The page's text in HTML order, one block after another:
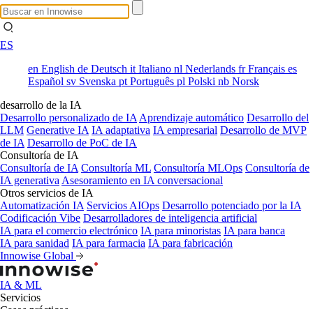
ES
en English de Deutsch it Italiano nl Nederlands frFrançais es
Español sv Svenska pt Português pl Polski nb Norsk
desarrollo de la IA
Desarrollo personalizado de IA Aprendizaje automático Desarrollo del
LLM Generative IA IA adaptativa IA empresarial Desarrollo de MVP
de IA Desarrollo de PoC de IA
Consultoría de IA
Consultoría de IA Consultoría ML Consultoría MLOps Consultoría de
IA generativa Asesoramiento en IA conversacional
Otros servicios de IA
Automatización IA Servicios AIOps Desarrollo potenciado por la IA
Codificación Vibe Desarrolladores de inteligencia artificial
IA para el comercio electrónico IA para minoristas IA para banca
IA para sanidad IA para farmacia IA para fabricación
Innowise Global
IA & ML
Servicios